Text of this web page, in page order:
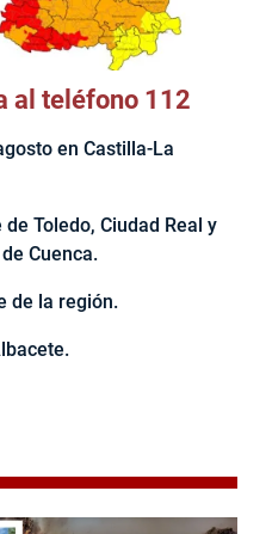
al teléfono 112
en Castilla-La
Toledo, Ciudad Real y
Cuenca.
de la región.